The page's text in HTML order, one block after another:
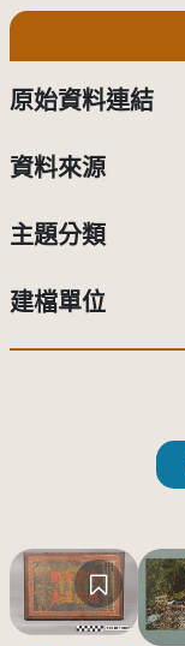
原始資料連結
資料來源
主題分類
建檔單位